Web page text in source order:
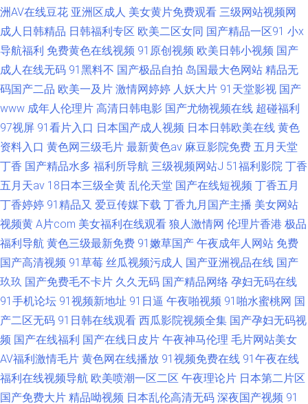
洲AV在线豆花 亚洲区成人 美女黄片免费观看 三级网站视频网
成人日韩精品 日韩福利专区 欧美二区女同 国产精品一区91 小x
导航福利 免费黄色在线视频 91原创视频 欧美日韩小视频 国产
成人在线无码 91黑料不 国产极品自拍 岛国最大色网站 精品无
码国产二品 欧美一及片 激情网婷婷 人妖大片 91天堂影视 国产
www 成年人伦理片 高清日韩电影 国产尤物视频在线 超碰福利
97视屏 91看片入口 日本国产成人视频 日本日韩欧美在线 黄色
资料入口 黄色网三级毛片 最新黄色av 麻豆影院免费 五月天堂
丁香 国产精品水多 福利所导航 三级视频网站J 51福利影院 丁香
五月天av 18日本三级全黄 乱伦天堂 国产在线短视频 丁香五月
丁香婷婷 91精品又 爱豆传媒下载 丁香九月国产主播 美女网站
视频黄 A片com 美女福利在线观看 狼人激情网 伦理片香港 极品
福利导航 黄色三级最新免费 91嫩草国产 午夜成年人网站 免费
国产高清视频 91草莓 丝瓜视频污成人 国产亚洲视品在线 国产
玖玖 国产免费毛不卡片 久久无码 国产精品网络 孕妇无码在线
91手机论坛 91视频新地址 91日逼 午夜啪视频 91啪水蜜桃网 国
产二区无码 91日韩在线观看 西瓜影院视频全集 国产孕妇无码视
频 国产在线福利 国产在线日皮片 午夜神马伦理 毛片网站美女
AV福利激情毛片 黄色网在线播放 91视频免费在线 91午夜在线
福利在线视频导航 欧美喷潮一区二区 午夜理论片 日本第二片区
国产免费大片 精品呦视频 日本乱伦高清无码 深夜国产视频 91